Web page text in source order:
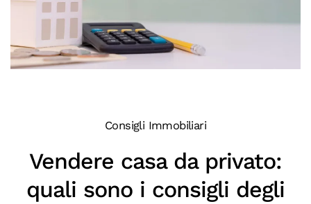
Consigli Immobiliari
Vendere casa da privato:
quali sono i consigli degli